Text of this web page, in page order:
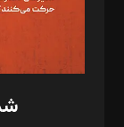
گرافیک و
مد‌یر توسعه تجاری:
امور مالی: شاپور
شماره